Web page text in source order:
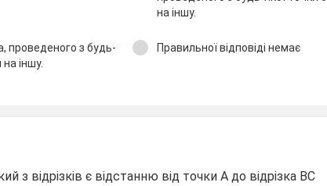
на іншу.
проведеного з будь-
іншу.
Правильної відповіді немає
з відрізків є відстанню від точки А до відрізка ВС